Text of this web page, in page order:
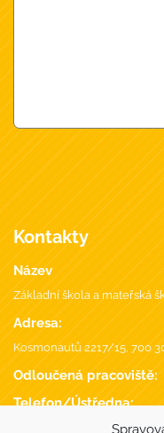
Kontakty
Název
Základní škola a mateřská
Adresa:
Kosmonautů 2217/15, 700
Odloučená pracoviště:
Telefon/Ústředna: